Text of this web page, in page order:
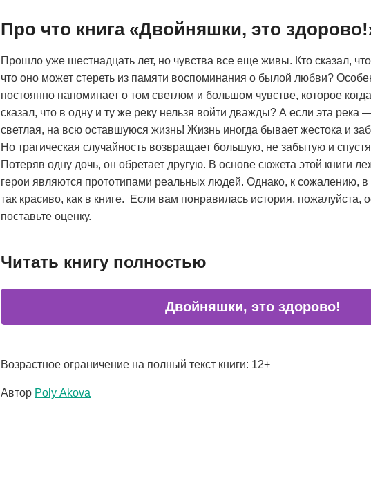
Про что книга «Двойняшки, это
Прошло уже шестнадцать лет, но чувства все еще живы. Кто сказал,
что оно может стереть из памяти воспоминания о былой любви?
постоянно напоминает о том светлом и большом чувстве, которое
сказал, что в одну и ту же реку нельзя войти дважды? А если эта река
светлая, на всю оставшуюся жизнь! Жизнь иногда бывает жестока и
Но трагическая случайность возвращает большую, не забытую и
Потеряв одну дочь, он обретает другую.​​​​​​​​​​​​​​ В основе сюжета этой книги
герои являются прототипами реальных людей. Однако, к сожалению, в
так красиво, как в книге. ​​​​​​​ Если вам понравилась история, пожалуйста,
поставьте оценку.
Читать книгу полностью
Двойняшки, это здорово!
Возрастное ограничение на полный текст книги: 12+
Метки
Автор Poly Аkova